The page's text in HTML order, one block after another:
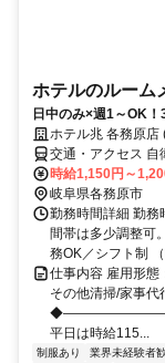
ホテルのルーム
日中のみ×週1～OK
ホテル兆 各務原
交通・アクセス 自
時給1,150円～
岐阜県各務原市
勤務時間詳細 勤務
間帯は多少調整可
務OK／シフト制
仕事内容 雇用形態
その他清掃/家事代
平日は時給115...
制服あり 業界未経験者